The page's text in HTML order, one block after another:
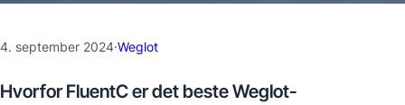
4. september 2024·Weglot
Hvorfor FluentC er det beste Weglot-